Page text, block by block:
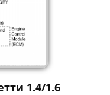
1.4/1.6